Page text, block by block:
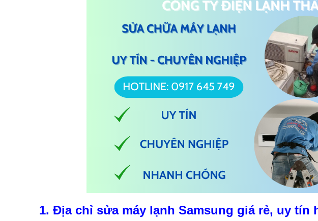
1. Địa chỉ sửa máy lạnh Samsung giá rẻ, uy tín
Công Ống Đồng Máy Lạnh
Sửa Tủ Lạnh Quận 2
Sửa Tủ Lạnh Quận 3
Sửa Tủ Lạnh Quận 4
Sửa Tủ Lạnh Quận 5
Sửa Tủ Lạnh Quận 6